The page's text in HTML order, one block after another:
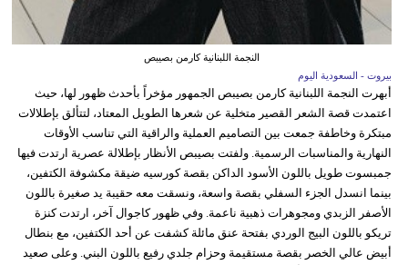
النجمة اللبنانية كارمن بصيبص
بيروت - السعودية اليوم
أبهرت النجمة اللبنانية كارمن بصيبص الجمهور مؤخراً بأحدث ظهور لها، حيث
اعتمدت قصة الشعر القصير متخلية عن شعرها الطويل المعتاد، لتتألق بإطلالات
مبتكرة وخاطفة جمعت بين التصاميم العملية والراقية التي تناسب الأوقات
النهارية والمناسبات الرسمية. ولفتت بصيبص الأنظار بإطلالة عصرية ارتدت فيها
جمبسوت طويل باللون الأسود الداكن بقصة كورسيه ضيقة مكشوفة الكتفين،
بينما انسدل الجزء السفلي بقصة واسعة، ونسقت معه حقيبة يد صغيرة باللون
الأصفر الزبدي ومجوهرات ذهبية ناعمة. وفي ظهور كاجوال آخر، ارتدت كنزة
تريكو باللون البيج الوردي بفتحة عنق مائلة كشفت عن أحد الكتفين، مع بنطال
أبيض عالي الخصر بقصة مستقيمة وحزام جلدي رفيع باللون البني. وعلى صعيد